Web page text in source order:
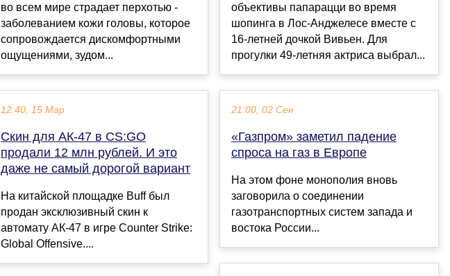
во всем мире страдает перхотью -
заболеванием кожи головы, которое
сопровождается дискомфортными
ощущениями, зудом...
12:40, 15 Мар
Скин для АК-47 в CS:GO
продали 12 млн рублей. И это
даже не самый дорогой вариант
На китайской площадке Buff был
продан эксклюзивный скин к
автомату АК-47 в игре Counter Strike:
Global Offensive....
объективы папарацци во время
шопинга в Лос-Анджелесе вместе с
16-летней дочкой Вивьен. Для
прогулки 49-летняя актриса выбрал...
21:00, 02 Сен
«Газпром» заметил падение
спроса на газ в Европе
На этом фоне монополия вновь
заговорила о соединении
газотранспортных систем запада и
востока России...